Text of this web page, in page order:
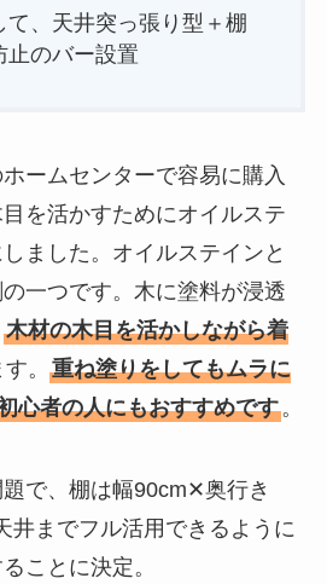
て、天井突っ張り型＋棚
止のバー設置
ームセンターで容易に購入
を活かすためにオイルステ
ました。オイルステインと
一つです。木に塗料が浸透
木材の木目を活かしながら着
。 重ね塗りをしてもムラに
心者の人にもおすすめです。
で、棚は幅90cm✕奥行き
井までフル活用できるように
ことに決定。